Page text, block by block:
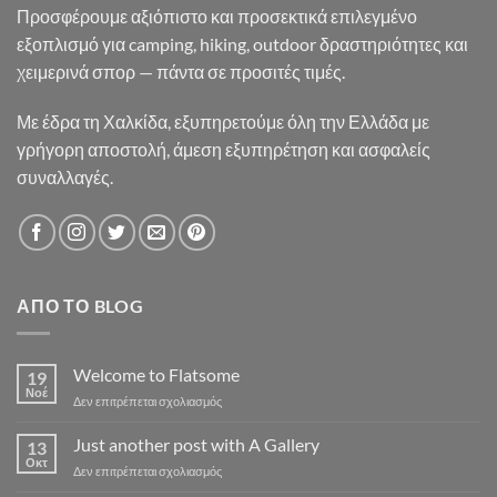
Προσφέρουμε αξιόπιστο και προσεκτικά επιλεγμένο
εξοπλισμό για camping, hiking, outdoor δραστηριότητες και
χειμερινά σπορ — πάντα σε προσιτές τιμές.
Με έδρα τη Χαλκίδα, εξυπηρετούμε όλη την Ελλάδα με
γρήγορη αποστολή, άμεση εξυπηρέτηση και ασφαλείς
συναλλαγές.
ΑΠΌ ΤΟ BLOG
19
Νοέ
Welcome to Flatsome
Δεν επιτρέπεται σχολιασμόςστο
to
Flatsome
13
Οκτ
Just another post with A Gallery
Δεν επιτρέπεται σχολιασμόςστο